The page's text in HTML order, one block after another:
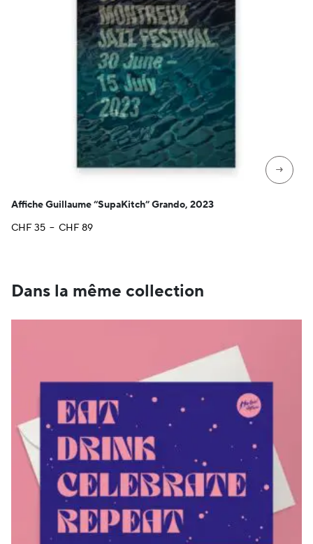
→
Affiche Guillaume “SupaKitch” Grando, 2023
CHF35 – CHF89Plage
à
CHF 89
Dans la même collection